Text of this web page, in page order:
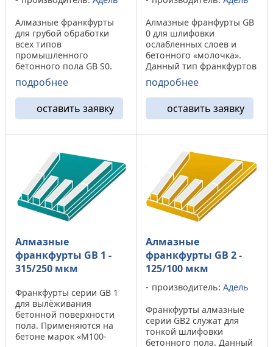
Алмазные франкфурты
для грубой обработки
всех типов
промышленного
бетонного пола GB S0.
Данная модель
алмазного франкфурда от
компании «Адель»
показывает
значительный ресурс при
обработки бетона марки
подробнее
оставить заявку
Алмазные франфурты GB
0 для шлифовки
ослабленных слоев и
бетонного «молочка».
Данный тип франкфуртов
применяется при
обработки бетона
различных марок, от
M100 до М350. Алмазные
франфурты GB 0
демонстрируют
подробнее
оставить заявку
Алмазные
франкфурты GB 1 -
315/250 мкм
Франкфурты серии GB 1
для вылёживания
бетонной поверхности
пола. Применяются на
бетоне марок «М100-
Алмазные
франкфурты GB 2 -
125/100 мкм
производитель: Адель
Франкфурты алмазные
серии GB2 служат для
тонкой шлифовки
бетонного пола. Данный